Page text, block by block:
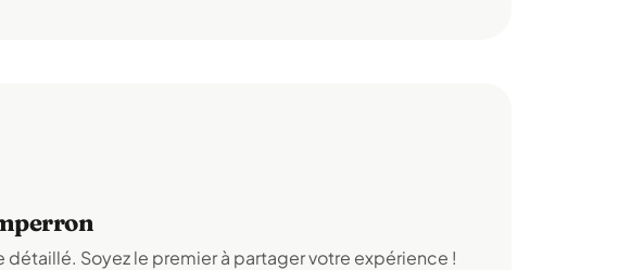
Soyez le premier à partager votre expérience !